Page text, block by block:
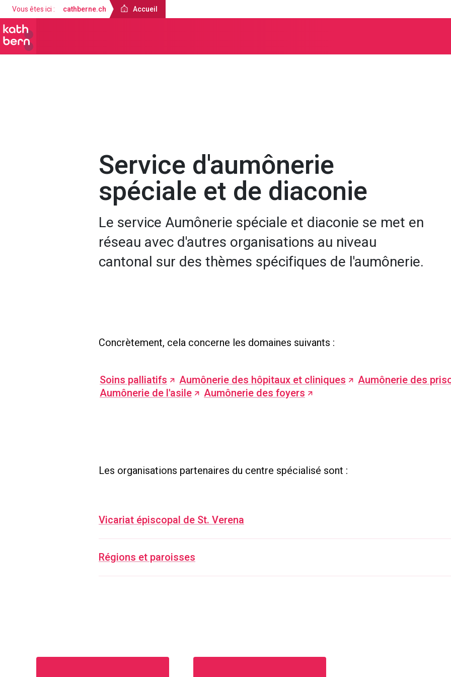
Vous êtes ici : cathberne.ch Accueil
Service d'aumônerie
spéciale et de diaconie
Le service Aumônerie spéciale et diaconie se met en
réseau avec d'autres organisations au niveau
cantonal sur des thèmes spécifiques de l'aumônerie.
Concrètement, cela concerne les domaines suivants :
Soins palliatifs Aumônerie des hôpitaux et cliniques
Aumônerie des
Aumônerie de l'asile
Aumônerie des foyers
Les organisations partenaires du centre spécialisé sont :
Vicariat épiscopal de St. Verena
Régions et paroisses